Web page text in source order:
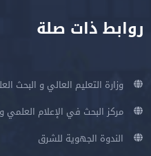
روابط ذات صلة
وزارة التعليم العالي و البحث
مركز البحث في الإعلام العلمي
الندوة الجهوية للشرق